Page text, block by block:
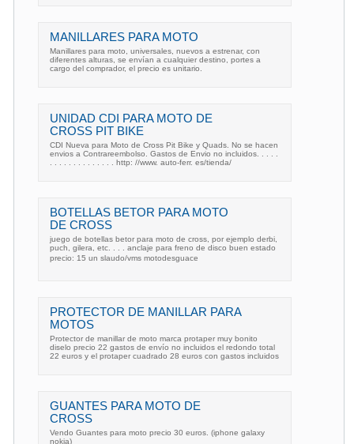
MANILLARES PARA MOTO
Manillares para moto, universales, nuevos a estrenar, con
diferentes alturas, se envían a cualquier destino, portes a
cargo del comprador, el precio es unitario.
UNIDAD CDI PARA MOTO DE
CROSS PIT BIKE
CDI Nueva para Moto de Cross Pit Bike y Quads. No se hacen
envios a Contrareembolso. Gastos de Envio no incluidos. . . . .
. . . . . . . . . . . . . . http: //www. auto-ferr. es/tienda/
BOTELLAS BETOR PARA MOTO
DE CROSS
juego de botellas betor para moto de cross, por ejemplo derbi,
puch, gilera, etc. . . . anclaje para freno de disco buen estado
precio: 15 un slaudo/vms motodesguace
PROTECTOR DE MANILLAR PARA
MOTOS
Protector de manillar de moto marca protaper muy bonito
diselo precio 22 gastos de envío no incluidos el redondo total
22 euros y el protaper cuadrado 28 euros con gastos incluidos
GUANTES PARA MOTO DE
CROSS
Vendo Guantes para moto precio 30 euros. (iphone galaxy
nokia)